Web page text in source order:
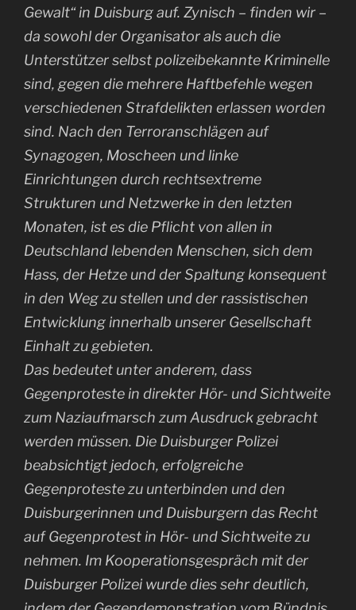
Gewalt“ in Duisburg auf. Zynisch – finden wir –
da sowohl der Organisator als auch die
Unterstützer selbst polizeibekannte Kriminelle
sind, gegen die mehrere Haftbefehle wegen
verschiedenen Strafdelikten erlassen worden
sind. Nach den Terroranschlägen auf
Synagogen, Moscheen und linke
Einrichtungen durch rechtsextreme
Strukturen und Netzwerke in den letzten
Monaten, ist es die Pflicht von allen in
Deutschland lebenden Menschen, sich dem
Hass, der Hetze und der Spaltung konsequent
in den Weg zu stellen und der rassistischen
Entwicklung innerhalb unserer Gesellschaft
Einhalt zu gebieten.
Das bedeutet unter anderem, dass
Gegenproteste in direkter Hör- und Sichtweite
zum Naziaufmarsch zum Ausdruck gebracht
werden müssen. Die Duisburger Polizei
beabsichtigt jedoch, erfolgreiche
Gegenproteste zu unterbinden und den
Duisburgerinnen und Duisburgern das Recht
auf Gegenprotest in Hör- und Sichtweite zu
nehmen. Im Kooperationsgespräch mit der
Duisburger Polizei wurde dies sehr deutlich,